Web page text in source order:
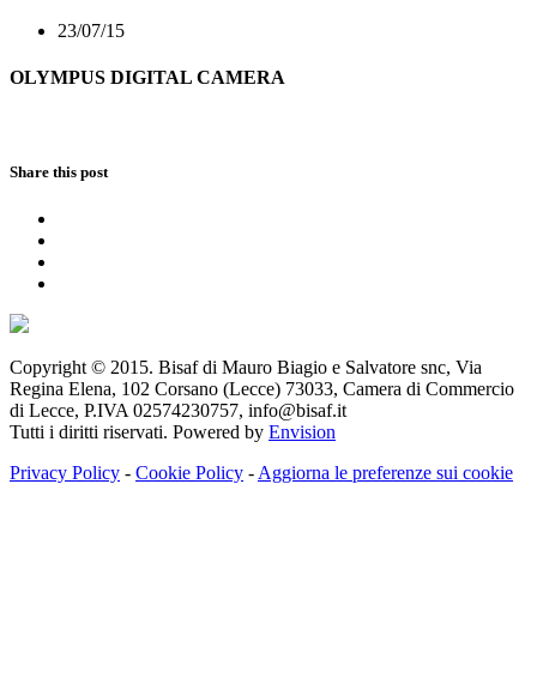
23/07/15
OLYMPUS DIGITAL CAMERA
Share this post
Copyright © 2015. Bisaf di Mauro Biagio e Salvatore snc, Via
Regina Elena, 102 Corsano (Lecce) 73033, Camera di Commercio
di Lecce, P.IVA 02574230757, info@bisaf.it
Tutti i diritti riservati. Powered by Envision
Privacy Policy - Cookie Policy - Aggiorna le preferenze sui cookie